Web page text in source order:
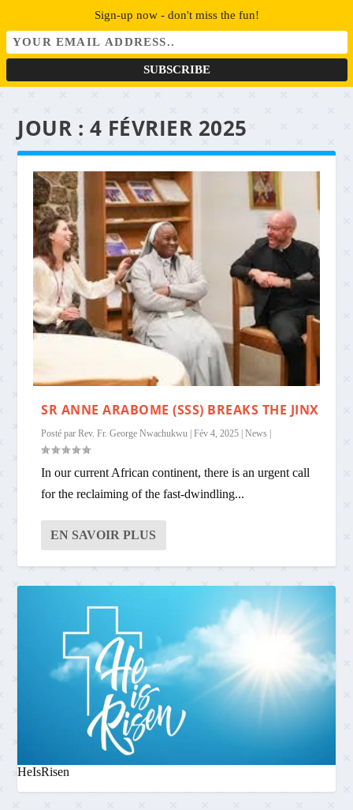
JOUR : 4 FÉVRIER 2025
SR ANNE ARABOME (SSS) BREAKS THE JINX
Posté parRev. Fr. George Nwachukwu |Fév 4, 2025 |News
In our current African continent, there is an urgent call
for the reclaiming of the fast-dwindling...
EN SAVOIR PLUS
HeIsRisen
Sign-up now - don't miss the fun!